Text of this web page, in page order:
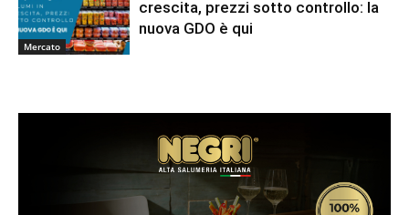
Mercato
crescita, prezzi sotto controllo: la
nuova GDO è qui